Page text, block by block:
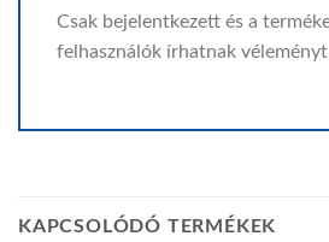
Csak bejelentkezett és a
felhasználók írhatnak
KAPCSOLÓDÓ TERMÉKEK